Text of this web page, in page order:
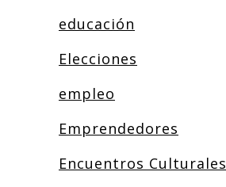
educación
Elecciones
empleo
Emprendedores
Encuentros Culturales